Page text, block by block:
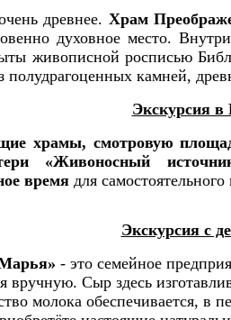
древнее. Храм
духовное место.
живописной росписью
полудрагоценных камней,
Экскурсия
храмы, смотровую
«Живоносный
время для
Экскурсия с
- это семейное
вручную. Сыр здесь
молока обеспечивается, в